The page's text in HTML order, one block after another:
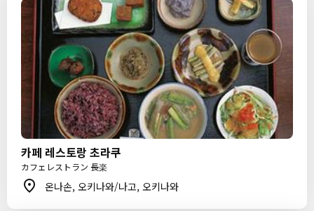
카페 레스토랑 초라쿠
カフェレストラン 長楽
온나손, 오키나와/나고, 오키나와